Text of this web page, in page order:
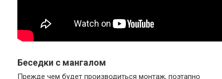
Беседки с мангалом
Прежде чем будет производиться монтаж, поэтапно